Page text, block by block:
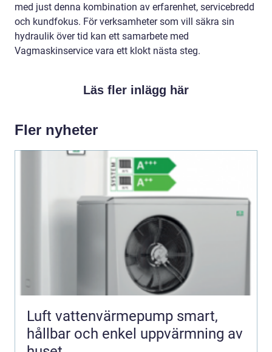
med just denna kombination av erfarenhet, servicebredd
och kundfokus. För verksamheter som vill säkra sin
hydraulik över tid kan ett samarbete med
Vagmaskinservice vara ett klokt nästa steg.
Läs fler inlägg här
Fler nyheter
Luft vattenvärmepump smart,
hållbar och enkel uppvärmning av